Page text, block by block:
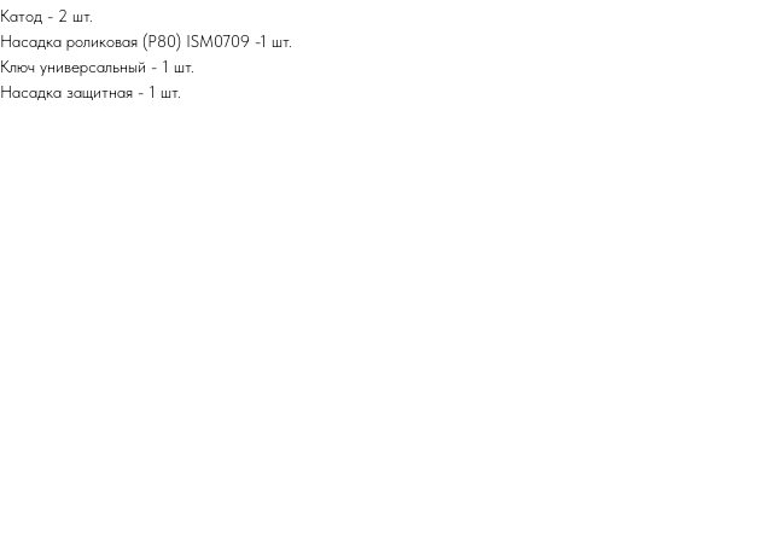
Катод - 2 шт.
Насадка роликовая (P80) ISM0709 -1 шт.
Ключ универсальный - 1 шт.
Насадка защитная - 1 шт.